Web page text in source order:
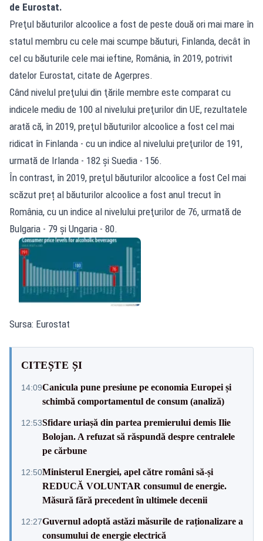
de Eurostat.
Preţul băuturilor alcoolice a fost de peste două ori mai mare în
statul membru cu cele mai scumpe băuturi, Finlanda, decât în
cel cu băuturile cele mai ieftine, România, în 2019, potrivit
datelor Eurostat, citate de Agerpres.
Când nivelul preţului din ţările membre este comparat cu
indicele mediu de 100 al nivelului preţurilor din UE, rezultatele
arată că, în 2019, preţul băuturilor alcoolice a fost cel mai
ridicat în Finlanda - cu un indice al nivelului preţurilor de 191,
urmată de Irlanda - 182 şi Suedia - 156.
În contrast, în 2019, preţul băuturilor alcoolice a fost Cel mai
scăzut preț al băuturilor alcoolice a fost anul trecut în
România, cu un indice al nivelului preţurilor de 76, urmată de
Bulgaria - 79 şi Ungaria - 80.
Sursa: Eurostat
CITEȘTE ȘI
14:09Canicula pune presiune pe economia Europei și
schimbă comportamentul de consum (analiză)
12:53Sfidare uriașă din partea premierului demis Ilie
Bolojan. A refuzat să răspundă despre centralele
pe cărbune
12:50Ministerul Energiei, apel către români să-și
REDUCĂ VOLUNTAR consumul de energie.
Măsură fără precedent în ultimele decenii
12:27Guvernul adoptă astăzi măsurile de raționalizare a
consumului de energie electrică